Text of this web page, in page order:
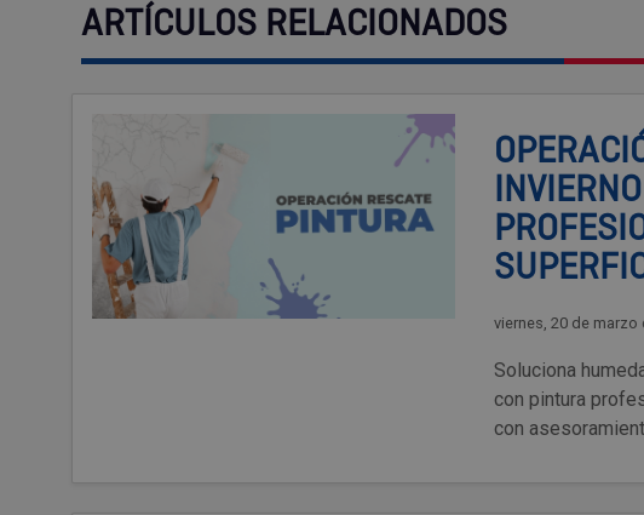
ARTÍCULOS RELACIONADOS
viernes, 20 de marzo
Soluciona
con pintura
con